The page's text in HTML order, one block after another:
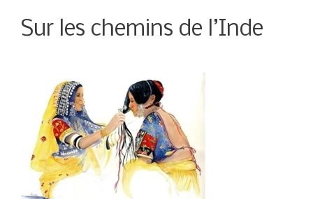
Sur les chemins de l’Inde